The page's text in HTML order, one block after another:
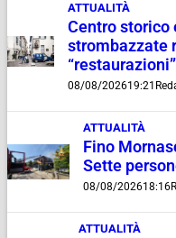
ATTUALITÀ
Centro storico
strombazzate
08/08/202619:21
ATTUALITÀ
Fino
Sette
08/08/202618:16
ATTUALITÀ